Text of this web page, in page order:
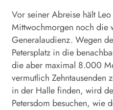
Vor seiner Abreise hält
Mittwochmorgen noch die
Generalaudienz. Wegen
Petersplatz in die
die aber maximal 8.000
vermutlich Zehntausenden
in der Halle finden, wird
Petersdom besuchen, wie